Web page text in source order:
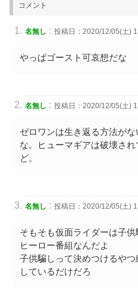
コメント
名無し : 投稿日：2020/12/05(土)
やっぱゴースト可哀想だな
名無し : 投稿日：2020/12/05(土)
ゼロワンは生き返る方法が
な。ヒューマギアは破壊さ
ど。
名無し : 投稿日：2020/12/05(土)
そもそも仮面ライダーは子
ヒーロー番組なんだよ
子供騙しって決めつけるや
しているだけだろ